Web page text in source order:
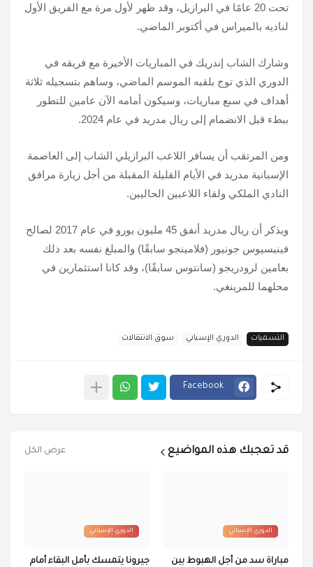
تحت 20 عامًا في البرازيل، وقد ظهر لأول مرة مع الفريق الأول
لناديه بالميراس في أكتوبر الماضي.
وشارك الشاب إندريك في المباريات الأخيرة مع فريقه في
الدوري الذي توج بلقبه الموسم الماضي، وساهم بتسجيله ثلاثة
أهداف في سبع مباريات، وسيكون أمامه الآن عامين للتطور
ببطء قبل الانضمام إلى ريال مدريد في عام 2024.
ومن المرتقب أن يسافر اللاعب البرازيلي الشاب إلى العاصمة
الإسبانية مدريد في الأيام القليلة المقبلة من أجل زيارة مرافق
النادي الملكي ولقاء اللاعبين الحاليين.
ويذكر أن ريال مدريد أنفق 45 مليون يورو في عام 2017 لصالح
فينيسيوس جونيور (فلامينجو سابقًا) والمبلغ نفسه بعد ذلك
بعامين لرودريجو (سانتوس سابقًا)، وقد كانا استثمارين في
محلهما للمرينغي.
التسميات الدوري الإسباني سوق الانتقالات
Facebook
قد تعجبك هذه المواضيع عرض الكل
الدوري الإسباني
مباراة سد من أجل الهبوط بين
الدوري الإسباني
جيرونا يتمسك بأمل البقاء أمام